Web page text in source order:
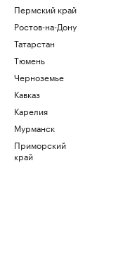
Пермский край
Ростов-на-Дону
Татарстан
Тюмень
Черноземье
Кавказ
Карелия
Мурманск
Приморский
край